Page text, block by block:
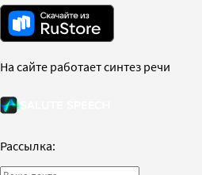
На сайте работает синтез речи
Рассылка: